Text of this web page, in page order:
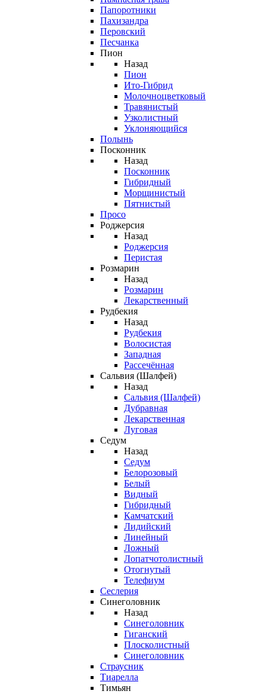
Папоротники
Пахизандра
Перовский
Песчанка
Пион
Назад
Пион
Ито-Гибрид
Молочноцветковый
Травянистый
Узколистный
Уклоняющийся
Полынь
Посконник
Назад
Посконник
Гибридный
Морщинистый
Пятнистый
Просо
Роджерсия
Назад
Роджерсия
Перистая
Розмарин
Назад
Розмарин
Лекарственный
Рудбекия
Назад
Рудбекия
Волосистая
Западная
Рассечённая
Сальвия (Шалфей)
Назад
Сальвия (Шалфей)
Дубравная
Лекарственная
Луговая
Седум
Назад
Седум
Белорозовый
Белый
Видный
Гибридный
Камчатский
Лидийский
Линейный
Ложный
Лопатчотолистный
Отогнутый
Телефиум
Сеслерия
Синеголовник
Назад
Синеголовник
Гиганский
Плосколистный
Синеголовник
Страусник
Тиарелла
Тимьян